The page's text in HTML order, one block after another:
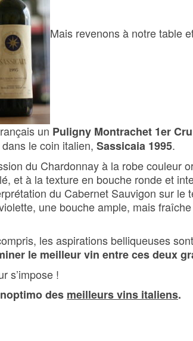
Mais revenons à notre table
un Puligny Montrachet 1er
le coin italien, Sassicaia 1995.
du Chardonnay à la robe couleur
et à la texture en bouche ronde et
du Cabernet Sauvigon sur le
une bouche ample, mais
les aspirations belliqueuses
le meilleur vin entre ces deux
s’impose !
des meilleurs vins italiens.